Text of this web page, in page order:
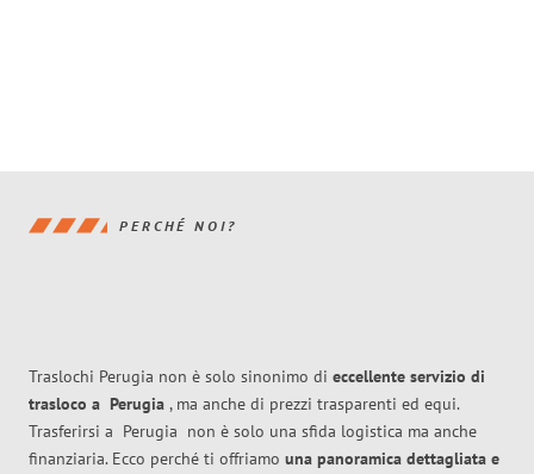
PERCHÉ NOI?
Traslochi Perugia non è solo sinonimo di eccellente servizio di
trasloco a Perugia , ma anche di prezzi trasparenti ed equi.
Trasferirsi a Perugia non è solo una sfida logistica ma anche
finanziaria. Ecco perché ti offriamo una panoramica dettagliata e